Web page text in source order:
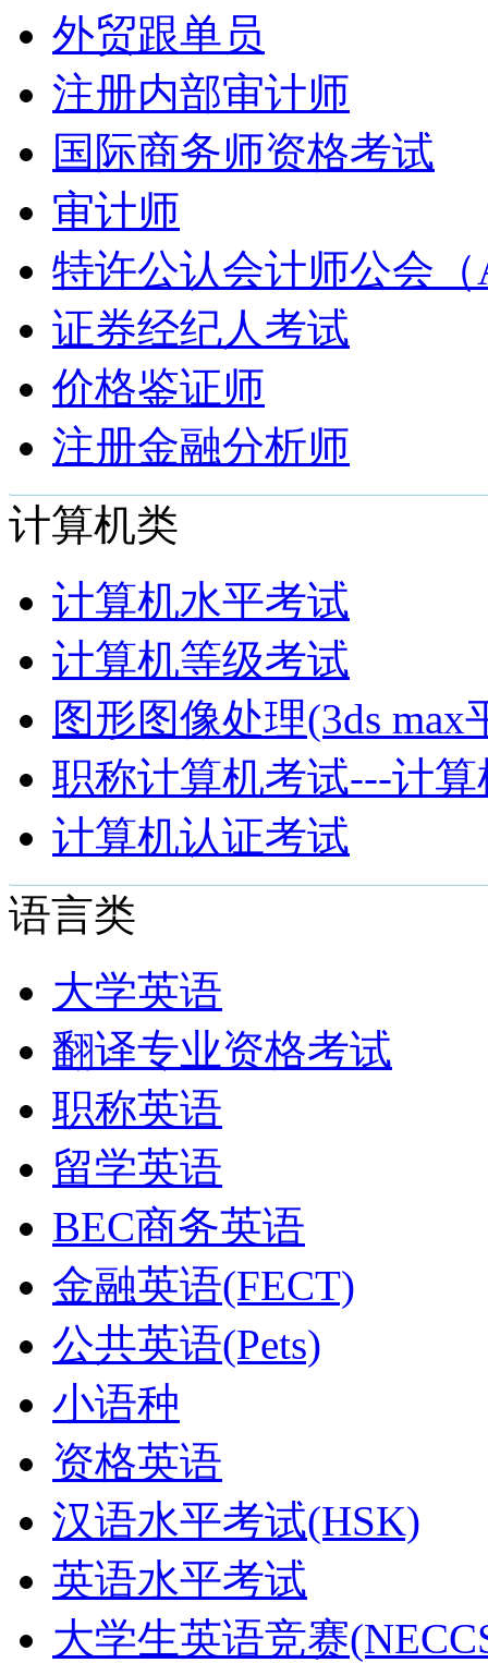
外贸跟单员
注册内部审计师
国际商务师资格考试
审计师
特许公认会计师公会
证券经纪人考试
价格鉴证师
注册金融分析师
计算机类
计算机水平考试
计算机等级考试
图形图像处理(3ds max
职称计算机考试---计
计算机认证考试
语言类
大学英语
翻译专业资格考试
职称英语
留学英语
BEC商务英语
金融英语(FECT)
公共英语(Pets)
小语种
资格英语
汉语水平考试(HSK)
英语水平考试
大学生英语竞赛